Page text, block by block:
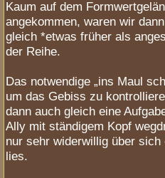
Kaum auf dem
angekommen, waren wir
gleich *etwas früher als
der Reihe.
Das notwendige „ins Maul
um das Gebiss zu
dann auch gleich eine
Ally mit ständigem Kopf
nur sehr widerwillig über sich
lies.